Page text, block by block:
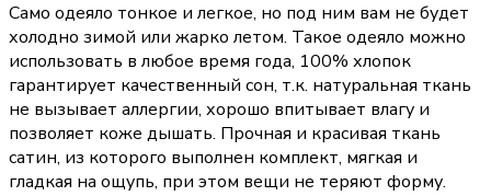
Само одеяло тонкое и легкое, но под ним вам не будет
холодно зимой или жарко летом. Такое одеяло можно
использовать в любое время года, 100% хлопок
гарантирует качественный сон, т.к. натуральная ткань
не вызывает аллергии, хорошо впитывает влагу и
позволяет коже дышать. Прочная и красивая ткань
сатин, из которого выполнен комплект, мягкая и
гладкая на ощупь, при этом вещи не теряют форму.